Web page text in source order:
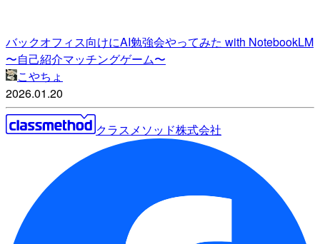
バックオフィス向けにAI勉強会やってみた with NotebookLM
〜自己紹介マッチングゲーム〜
こやちょ
2026.01.20
クラスメソッド株式会社